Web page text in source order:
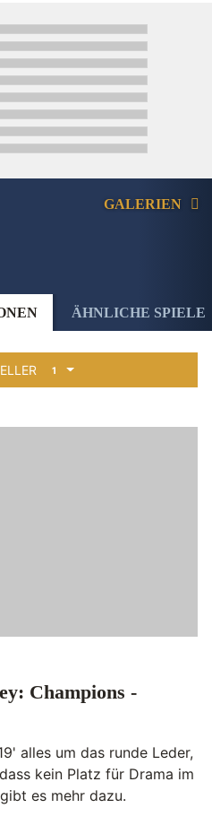
GALERIEN
ÄHNLICHE SPIELE
Champions -
alles um das runde Leder,
kein Platz für Drama im
es mehr dazu.
1